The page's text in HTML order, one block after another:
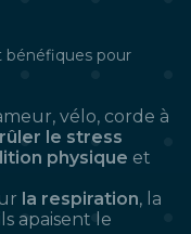
bénéfiques pour
vélo, corde à
le stress
physique et
la respiration, la
apaisent le